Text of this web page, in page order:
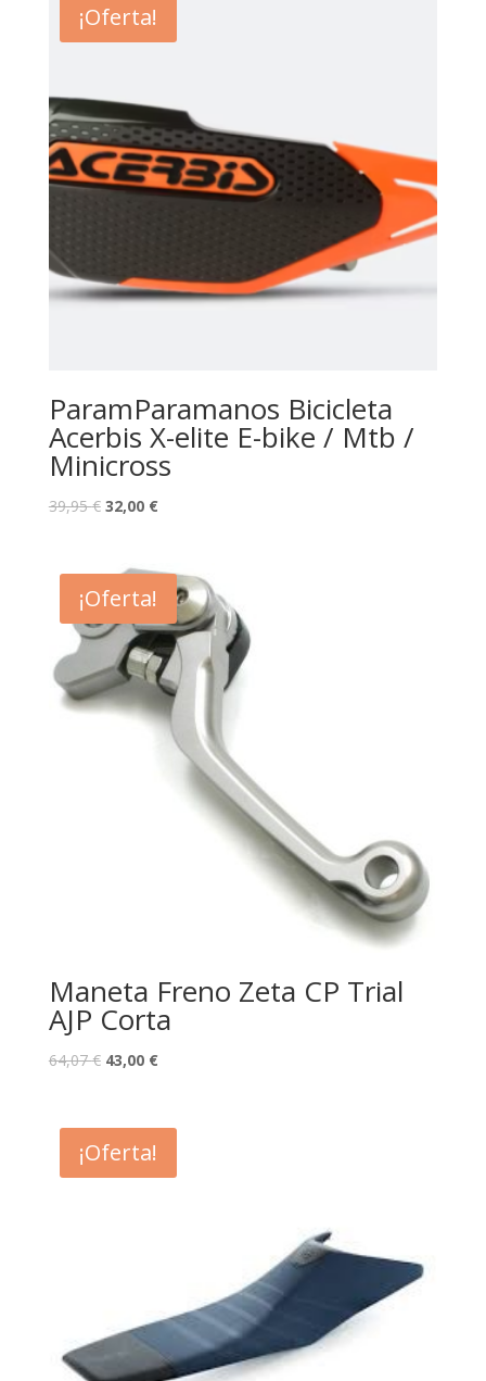
¡Oferta!
ParamParamanos Bicicleta
Acerbis X-elite E-bike / Mtb /
Minicross
39,95€ 32,00 €
¡Oferta!
Maneta Freno Zeta CP Trial
AJP Corta
64,07€ 43,00 €
¡Oferta!